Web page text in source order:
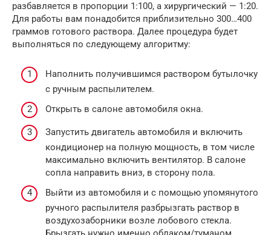
разбавляется в пропорции 1:100, а хирургический — 1:20.
Для работы вам понадобится приблизительно 300…400
граммов готового раствора. Далее процедура будет
выполняться по следующему алгоритму:
Наполнить получившимся раствором бутылочку
с ручным распылителем.
Открыть в салоне автомобиля окна.
Запустить двигатель автомобиля и включить
кондиционер на полную мощность, в том числе
максимально включить вентилятор. В салоне
сопла направить вниз, в сторону пола.
Выйти из автомобиля и с помощью упомянутого
ручного распылителя разбрызгать раствор в
воздухозаборники возле лобового стекла.